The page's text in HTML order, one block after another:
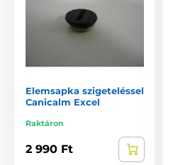
Elemsapka szigeteléssel
Canicalm Excel
Raktáron
2 990 Ft